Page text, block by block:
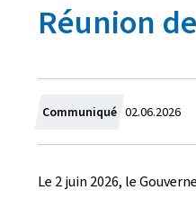
Réunion
Communiqué C
r
é
02.06.2026
Le 2 juin 2026, le